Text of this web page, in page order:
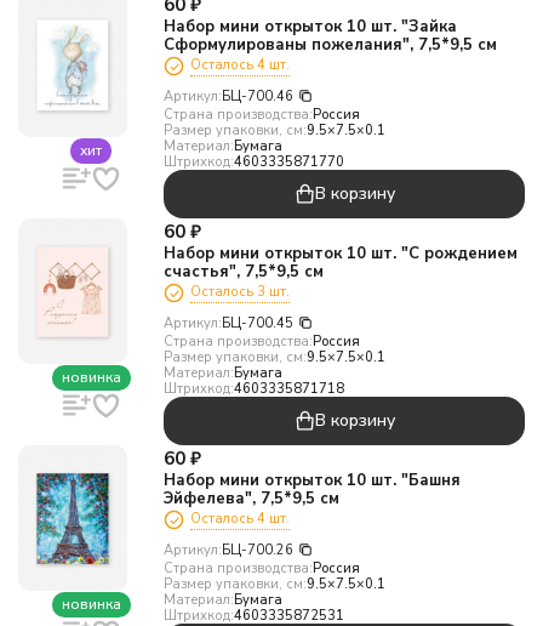
хит
60 ₽
Набор мини открыток 10 шт. "Зайка
Сформулированы пожелания", 7,5*9,5 см
Осталось 4 шт.
Артикул:БЦ-700.46
Страна производства:Россия
Размер упаковки, см:9.5×7.5×0.1
Материал:Бумага
Штрихкод:4603335871770
В корзину
новинка
60 ₽
Набор мини открыток 10 шт. "С рождением
счастья", 7,5*9,5 см
Осталось 3 шт.
Артикул:БЦ-700.45
Страна производства:Россия
Размер упаковки, см:9.5×7.5×0.1
Материал:Бумага
Штрихкод:4603335871718
В корзину
новинка
60 ₽
Набор мини открыток 10 шт. "Башня
Эйфелева", 7,5*9,5 см
Осталось 4 шт.
Артикул:БЦ-700.26
Страна производства:Россия
Размер упаковки, см:9.5×7.5×0.1
Материал:Бумага
Штрихкод:4603335872531